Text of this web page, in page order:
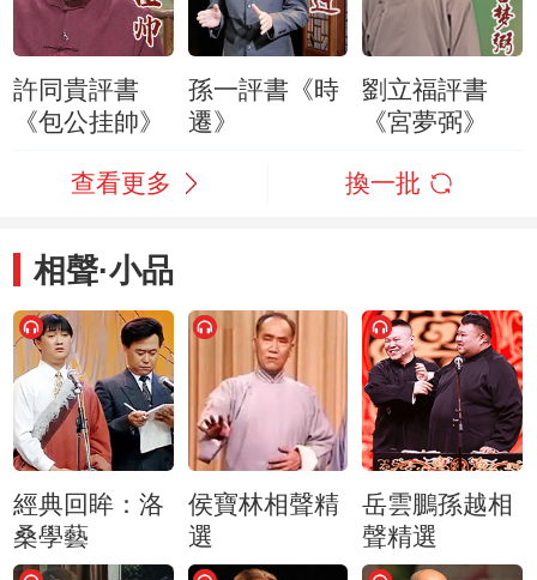
許同貴評書
《包公挂帥》
孫一評書《時
遷》
劉立福評書
《宮夢弼》
查看更多 換一批
相聲·小品
經典回眸：洛
桑學藝
侯寶林相聲精
選
岳雲鵬孫越相
聲精選